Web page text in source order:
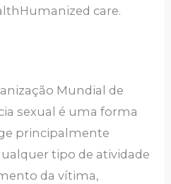
care.
Mundial de
sexual é uma forma
principalmente
tipo de atividade
da vítima,